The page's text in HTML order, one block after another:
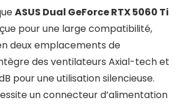
ASUS Dual GeForce RTX 5060 Ti
pour une large compatibilité,
deux emplacements de
des ventilateurs Axial-tech et
pour une utilisation silencieuse.
un connecteur d’alimentation